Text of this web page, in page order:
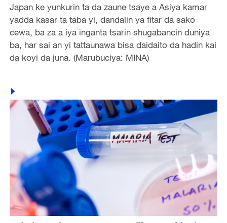
Japan ke yunkurin ta da zaune tsaye a Asiya kamar
yadda kasar ta taba yi, dandalin ya fitar da sako
cewa, ba za a iya inganta tsarin shugabancin duniya
ba, har sai an yi tattaunawa bisa daidaito da hadin kai
da koyi da juna. (Marubuciya: MINA)